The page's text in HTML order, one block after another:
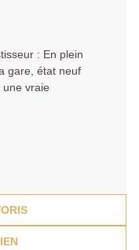
: En plein
gare, état neuf
une vraie